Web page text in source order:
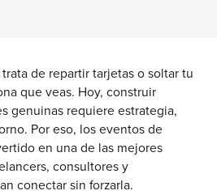
de repartir tarjetas o soltar tu
que veas. Hoy, construir
genuinas requiere estrategia,
Por eso, los eventos de
en una de las mejores
consultores y
conectar sin forzarla.